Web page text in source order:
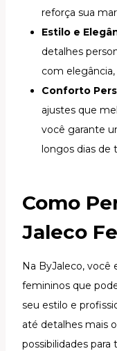
reforça sua
Estilo e
detalhes
com
Conforto
ajustes que
você garante
longos dias de
Como
Jaleco
Na ByJaleco, você
femininos que
seu estilo e
até detalhes mais
possibilidades para